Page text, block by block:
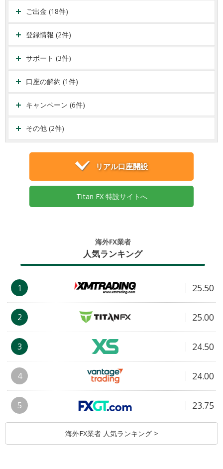
ご出金 (18件)
登録情報 (2件)
サポート (3件)
口座の解約 (1件)
キャンペーン (6件)
その他 (2件)
リアル口座開設
Titan FX 特設サイトへ
海外FX業者
人気ランキング
1 25.50
2 25.00
3 24.50
4 24.00
5 23.75
海外FX業者 人気ランキング >